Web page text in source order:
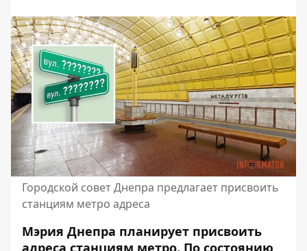
Городской совет Днепра предлагает присвоить
станциям метро адреса
Мэрия Днепра планирует присвоить
адреса станциям метро. По состоянию